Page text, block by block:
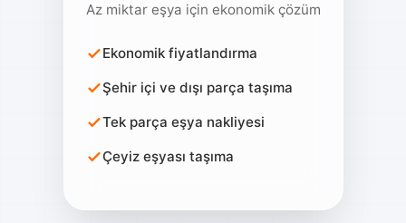
Az miktar eşya için ekonomik çözüm
Ekonomik fiyatlandırma
Şehir içi ve dışı parça taşıma
Tek parça eşya nakliyesi
Çeyiz eşyası taşıma